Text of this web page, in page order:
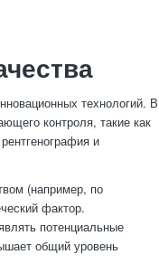
технологий. В
контроля, такие как
и
(например, по
фактор.
потенциальные
общий уровень